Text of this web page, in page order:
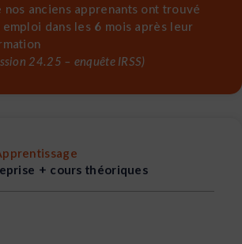
nos anciens apprenants ont trouvé
emploi dans les 6 mois après leur
24.25 – enquête IRSS)
+ cours théoriques